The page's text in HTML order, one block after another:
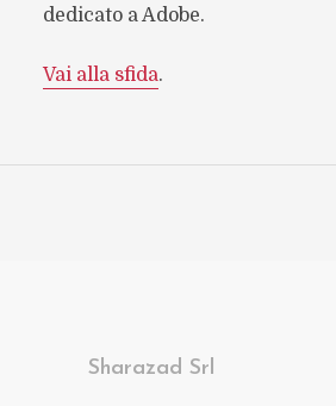
dedicato a Adobe.
Vai alla sfida.
Sharazad Srl